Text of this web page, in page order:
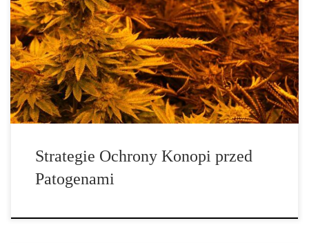
Przewodnik dla Nowoczesnych Producentów. Dynamiczny rozwój
przemysłu konopnego niesie ze sobą nie tylko szanse, ale również
poważne zagrożenia biologiczne. Jednym z najistotniejszych
problemów są choroby wywoływane przez mikroorganizmy oraz
inwazje szkodników. Statystyki branżowe wskazują, że nawet 30%
całkowitych zbiorów może zostać utracone z […]
Strategie Ochrony Konopi przed
Patogenami